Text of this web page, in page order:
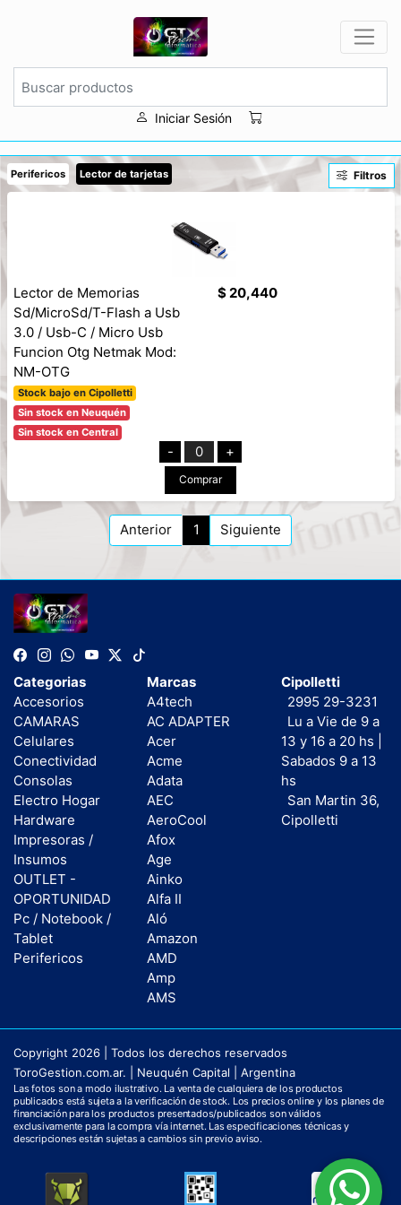
Iniciar Sesión
Perifericos Lector de tarjetas Filtros
Lector de Memorias
Sd/MicroSd/T-Flash a Usb
3.0 / Usb-C / Micro Usb
Funcion Otg Netmak Mod:
NM-OTG
Stock bajo en Cipolletti
Sin stock en Neuquén
Sin stock en Central
$ 20,440
- 0 +
Comprar
Anterior 1 Siguiente
Categorias
Accesorios
CAMARAS
Celulares
Conectividad
Consolas
Electro Hogar
Hardware
Impresoras /
Insumos
OUTLET -
OPORTUNIDAD
Pc / Notebook /
Tablet
Perifericos
Marcas
A4tech
AC ADAPTER
Acer
Acme
Adata
AEC
AeroCool
Afox
Age
Ainko
Alfa II
Aló
Amazon
AMD
Amp
AMS
Cipolletti
2995 29-3231
Lu a Vie de 9 a
13 y 16 a 20 hs |
Sabados 9 a 13
hs
San Martin 36,
Cipolletti
Copyright 2026 | Todos los derechos reservados
ToroGestion.com.ar. | Neuquén Capital | Argentina
Las fotos son a modo ilustrativo. La venta de cualquiera de los productos
publicados está sujeta a la verificación de stock. Los precios online y los planes de
financiación para los productos presentados/publicados son válidos
exclusivamente para la compra vía internet. Las especificaciones técnicas y
descripciones están sujetas a cambios sin previo aviso.